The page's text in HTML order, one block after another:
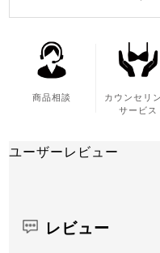
商品相談
カウンセリ
サービス
ユーザーレビュー
レビュー